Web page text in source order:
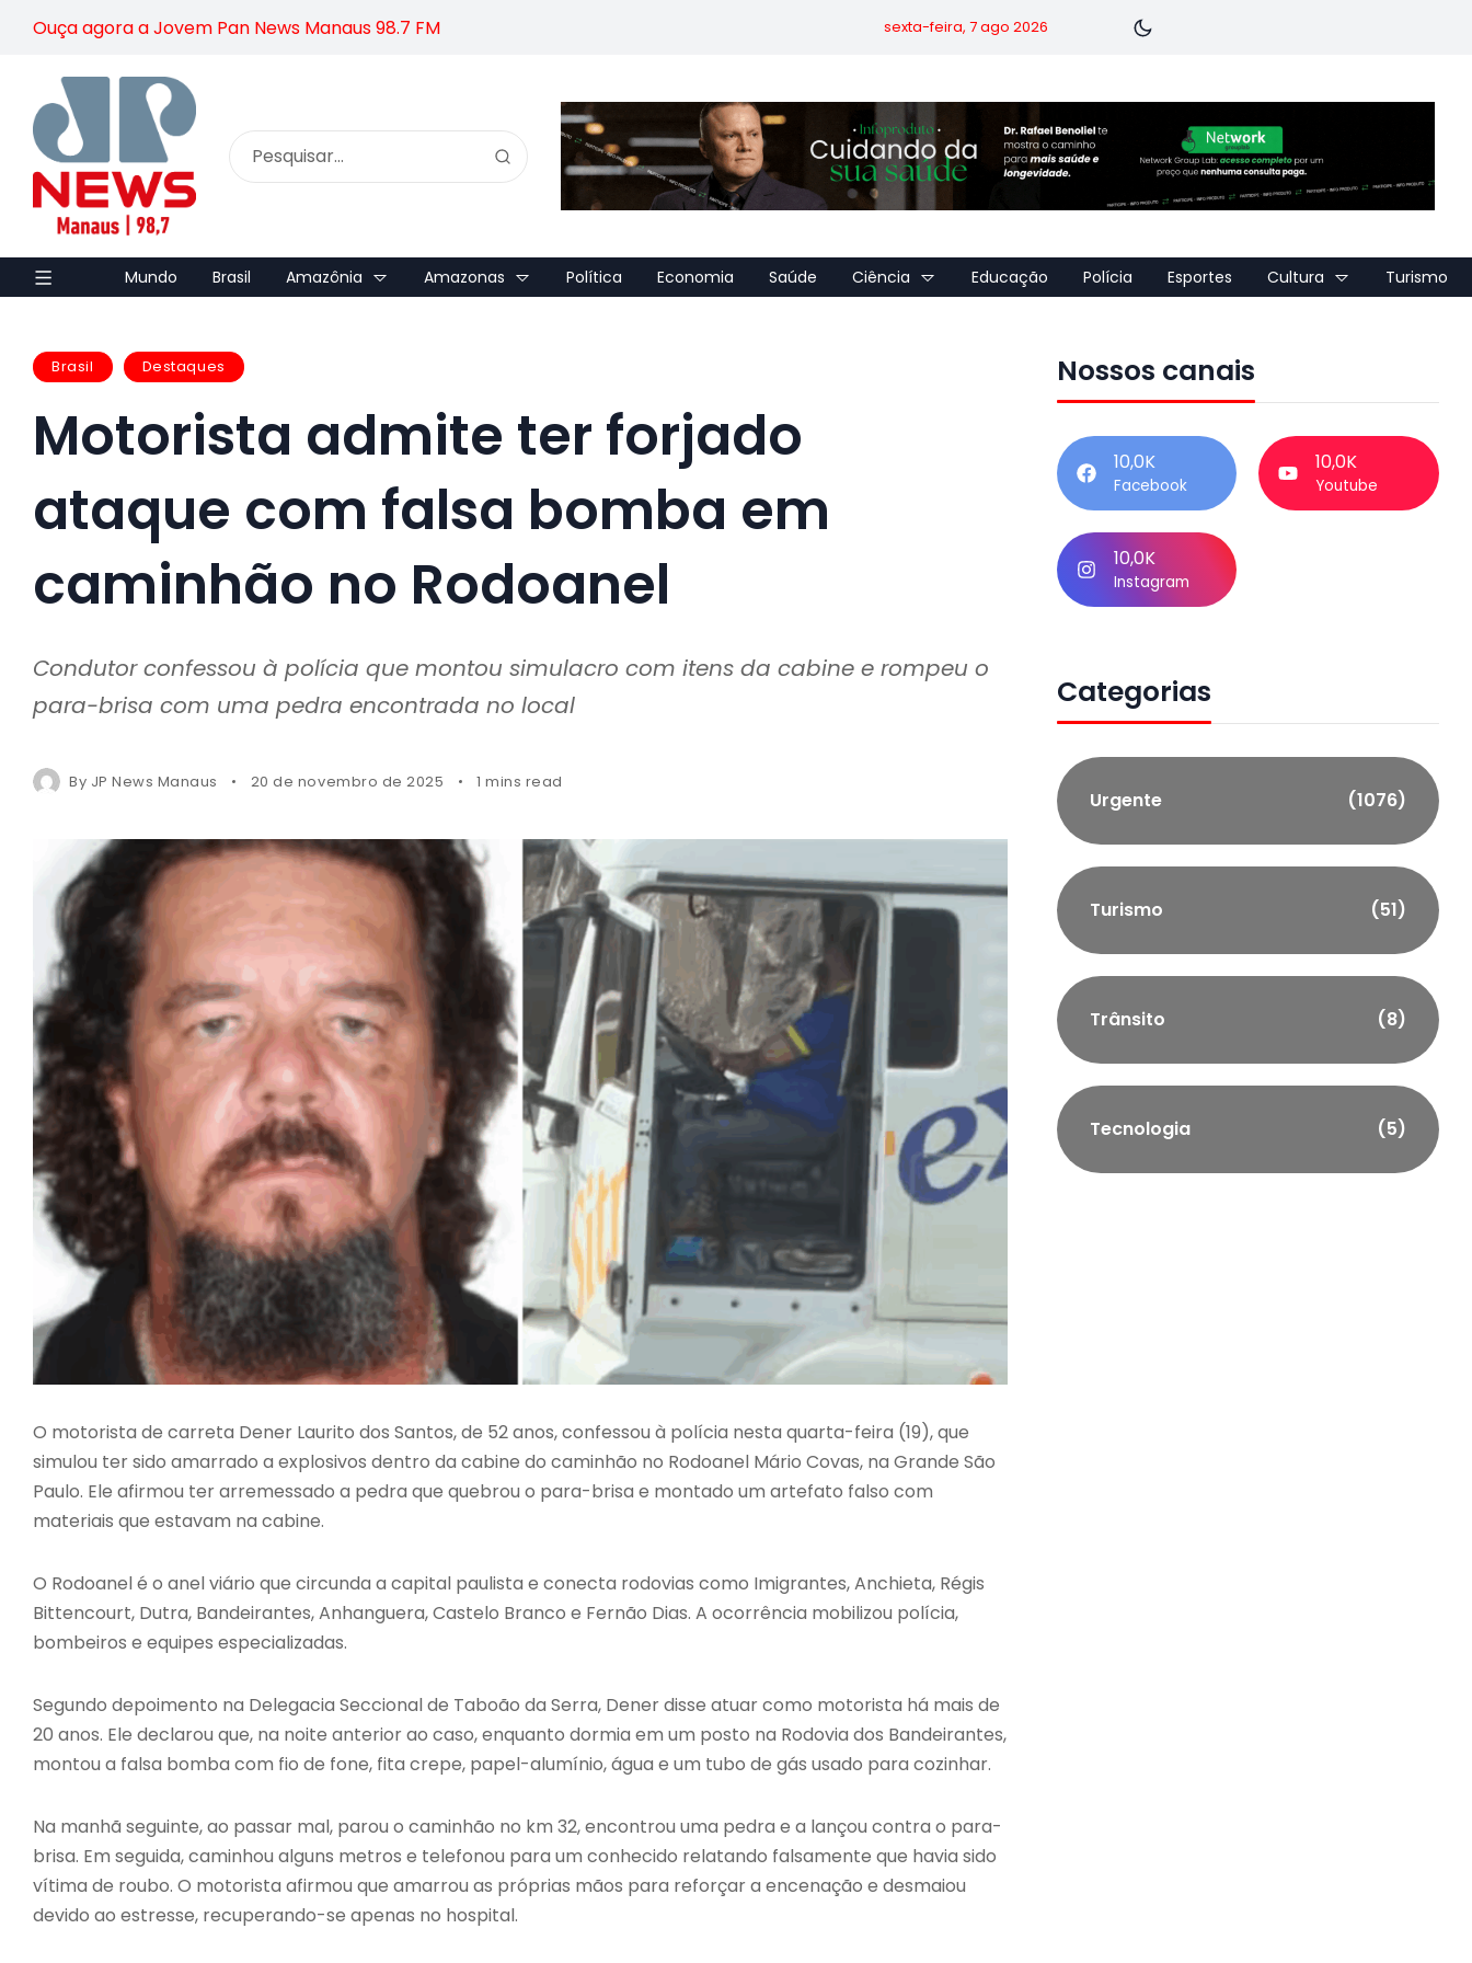
Ouça agora a Jovem Pan News Manaus 98.7 FM sexta-feira, 7 ago 2026
Mundo Brasil Amazônia Amazonas Política Economia Saúde Ciência Educação Polícia Esportes Cultura Turismo
Brasil Destaques
Motorista admite ter forjado
ataque com falsa bomba em
caminhão no Rodoanel
Condutor confessou à polícia que montou simulacro com itens da cabine e rompeu o
para-brisa com uma pedra encontrada no local
By JP News Manaus 20 de novembro de 2025 1 mins read
O motorista de carreta Dener Laurito dos Santos, de 52 anos, confessou à polícia nesta quarta-feira (19), que
simulou ter sido amarrado a explosivos dentro da cabine do caminhão no Rodoanel Mário Covas, na Grande São
Paulo. Ele afirmou ter arremessado a pedra que quebrou o para-brisa e montado um artefato falso com
materiais que estavam na cabine.
O Rodoanel é o anel viário que circunda a capital paulista e conecta rodovias como Imigrantes, Anchieta, Régis
Bittencourt, Dutra, Bandeirantes, Anhanguera, Castelo Branco e Fernão Dias. A ocorrência mobilizou polícia,
bombeiros e equipes especializadas.
Segundo depoimento na Delegacia Seccional de Taboão da Serra, Dener disse atuar como motorista há mais de
20 anos. Ele declarou que, na noite anterior ao caso, enquanto dormia em um posto na Rodovia dos Bandeirantes,
montou a falsa bomba com fio de fone, fita crepe, papel-alumínio, água e um tubo de gás usado para cozinhar.
Na manhã seguinte, ao passar mal, parou o caminhão no km 32, encontrou uma pedra e a lançou contra o para-
brisa. Em seguida, caminhou alguns metros e telefonou para um conhecido relatando falsamente que havia sido
vítima de roubo. O motorista afirmou que amarrou as próprias mãos para reforçar a encenação e desmaiou
devido ao estresse, recuperando-se apenas no hospital.
Nossos canais
10,0K
Facebook
10,0K
Youtube
10,0K
Instagram
Categorias
Urgente (1076)
Turismo (51)
Trânsito (8)
Tecnologia (5)